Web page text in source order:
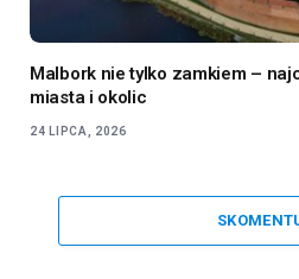
Malbork nie tylko zamkiem –
miasta i okolic
24 LIPCA, 2026